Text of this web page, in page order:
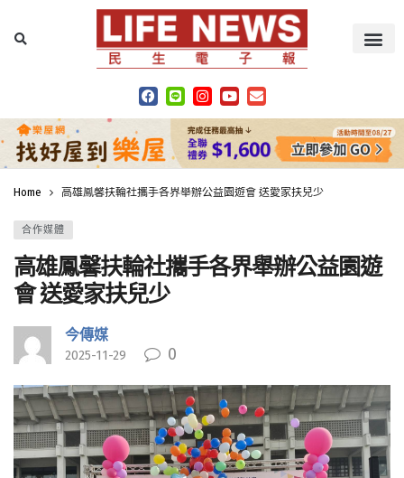
Home 高雄鳳馨扶輪社攜手各界舉辦公益園遊會 送愛家扶兒少
合作媒體
高雄鳳馨扶輪社攜手各界舉辦公益園遊
會 送愛家扶兒少
今傳媒
2025-11-29 0